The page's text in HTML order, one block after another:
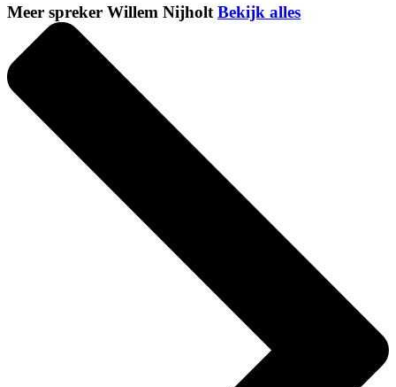
Meer spreker Willem NijholtBekijk alles